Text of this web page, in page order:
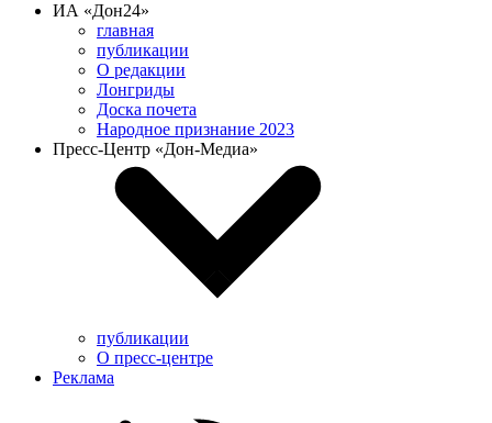
ИА «Дон24»
главная
публикации
О редакции
Лонгриды
Доска почета
Народное признание 2023
Пресс-Центр «Дон-Медиа»
публикации
О пресс-центре
Реклама